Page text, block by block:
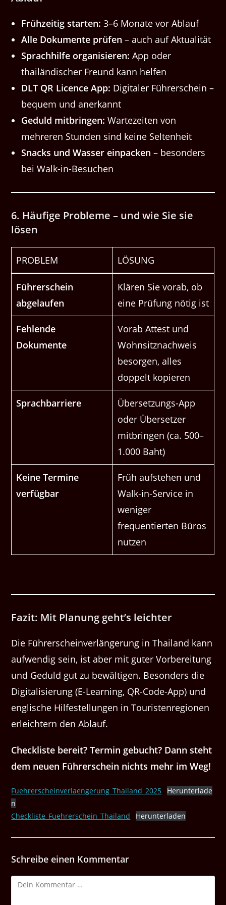
Frühzeitig starten: 3–6 Monate vor Ablauf
Alle Dokumente prüfen – auch auf Aktualität
Sprachhilfe organisieren: App oder
thailändischer Freund kann helfen
DLT QR Licence App: Digitaler Führerschein –
bequem und anerkannt
Geduld mitbringen: Wartezeiten von
mehreren Stunden sind keine Seltenheit
Snacks und Wasser einpacken – besonders
bei Walk-in-Besuchen
6. Häufige Probleme – und wie Sie sie
lösen
PROBLEM LÖSUNG
Führerschein
abgelaufen
Klären Sie vorab, ob
eine Prüfung nötig ist
Fehlende
Dokumente
Vorab Attest und
Wohnsitznachweis
besorgen, alles
doppelt kopieren
Sprachbarriere
Übersetzungs-App
oder Übersetzer
mitbringen (ca. 500–
1.000 Baht)
Keine Termine
verfügbar
Früh aufstehen und
Walk-in-Service in
weniger
frequentierten Büros
nutzen
Fazit: Mit Planung geht’s leichter
Die Führerscheinverlängerung in Thailand kann
aufwendig sein, ist aber mit guter Vorbereitung
und Geduld gut zu bewältigen. Besonders die
Digitalisierung (E-Learning, QR-Code-App) und
englische Hilfestellungen in Touristenregionen
erleichtern den Ablauf.
Checkliste bereit? Termin gebucht? Dann steht
dem neuen Führerschein nichts mehr im Weg!
Fuehrerscheinverlaengerung_Thailand_2025
Herunterlade
n
Checkliste_Fuehrerschein_Thailand
Herunterladen
Schreibe einen Kommentar
Kommentar